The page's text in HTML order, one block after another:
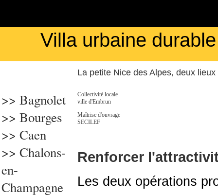
Villa urbaine
La petite Nice des Alpes, deux
>> Bagnolet
>> Bourges
>> Caen
>> Chalons-
en-
Champagne
Collectivité locale
ville d'Embrun
Maîtrise d'ouvrage
SECILEF
Renforcer
Les deux opérations